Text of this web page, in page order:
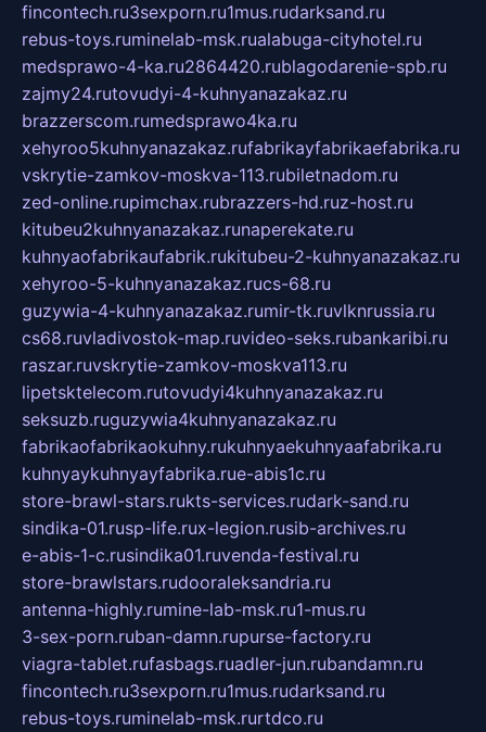
fincontech.ru3sexporn.ru1mus.rudarksand.ru
rebus-toys.ruminelab-msk.rualabuga-cityhotel.ru
medsprawo-4-ka.ru2864420.rublagodarenie-spb.ru
zajmy24.rutovudyi-4-kuhnyanazakaz.ru
brazzerscom.rumedsprawo4ka.ru
xehyroo5kuhnyanazakaz.rufabrikayfabrikaefabrika.ru
vskrytie-zamkov-moskva-113.rubiletnadom.ru
zed-online.rupimchax.rubrazzers-hd.ruz-host.ru
kitubeu2kuhnyanazakaz.runaperekate.ru
kuhnyaofabrikaufabrik.rukitubeu-2-kuhnyanazakaz.ru
xehyroo-5-kuhnyanazakaz.rucs-68.ru
guzywia-4-kuhnyanazakaz.rumir-tk.ruvlknrussia.ru
cs68.ruvladivostok-map.ruvideo-seks.rubankaribi.ru
raszar.ruvskrytie-zamkov-moskva113.ru
lipetsktelecom.rutovudyi4kuhnyanazakaz.ru
seksuzb.ruguzywia4kuhnyanazakaz.ru
fabrikaofabrikaokuhny.rukuhnyaekuhnyaafabrika.ru
kuhnyaykuhnyayfabrika.rue-abis1c.ru
store-brawl-stars.rukts-services.rudark-sand.ru
sindika-01.rusp-life.rux-legion.rusib-archives.ru
e-abis-1-c.rusindika01.ruvenda-festival.ru
store-brawlstars.rudooraleksandria.ru
antenna-highly.rumine-lab-msk.ru1-mus.ru
3-sex-porn.ruban-damn.rupurse-factory.ru
viagra-tablet.rufasbags.ruadler-jun.rubandamn.ru
fincontech.ru3sexporn.ru1mus.rudarksand.ru
rebus-toys.ruminelab-msk.rurtdco.ru